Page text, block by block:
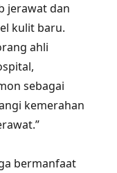
jerawat dan
kulit baru.
ahli
sebagai
kemerahan
bermanfaat